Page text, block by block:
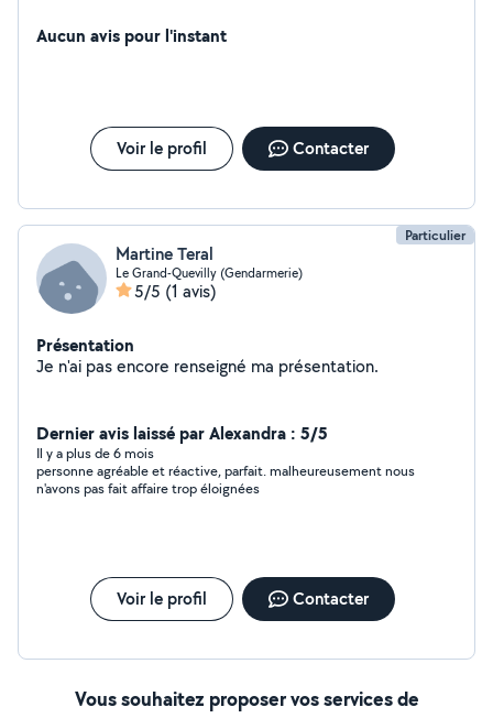
Aucun avis pour l'instant
Voir le profil Contacter
Particulier
Martine Teral
Le Grand-Quevilly (Gendarmerie)
5/5 (1 avis)
Présentation
Je n'ai pas encore renseigné ma présentation.
Dernier avis laissé par Alexandra : 5/5
Il y a plus de 6 mois
personne agréable et réactive, parfait. malheureusement nous
n'avons pas fait affaire trop éloignées
Voir le profil Contacter
Vous souhaitez proposer vos services de